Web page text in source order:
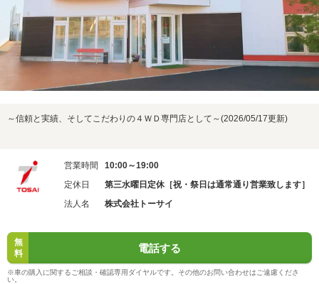
～信頼と実績、そしてこだわりの４ＷＤ専門店として～(2026/05/17更新)
営業時間
10:00～19:00
定休日
第三水曜日定休［祝・祭日は通常通り営業致します］
法人名
株式会社トーサイ
無
料
電話する
※車の購入に関するご相談・確認専用ダイヤルです。その他のお問い合わせはご遠慮くださ
い。